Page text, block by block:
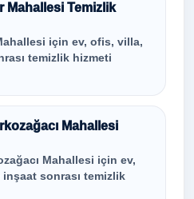
Mahallesi Temizlik
için ev, ofis, villa,
temizlik hizmeti
Mahallesi
Mahallesi için ev,
sonrası temizlik